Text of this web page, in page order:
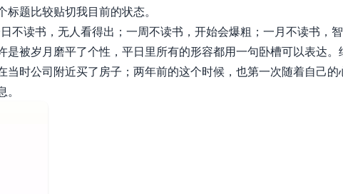
题比较贴切我目前的状态。
不读书，无人看得出；一周不读书，开始会爆粗；一月不读书，
是被岁月磨平了个性，平日里所有的形容都用一句卧槽可以表达
当时公司附近买了房子；两年前的这个时候，也第一次随着自己